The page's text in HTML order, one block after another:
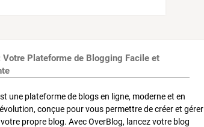
Votre Plateforme de Blogging Facile et
une plateforme de blogs en ligne, moderne et en
conçue pour vous permettre de créer et gérer
propre blog. Avec OverBlog, lancez votre blog